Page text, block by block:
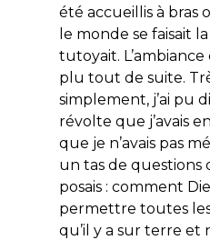
été accueillis à bras
le monde se faisait
tutoyait. L’ambiance
plu tout de suite.
simplement, j’ai pu
révolte que j’avais
que je n’avais pas
un tas de questions
posais : comment
permettre toutes
qu’il y a sur terre et